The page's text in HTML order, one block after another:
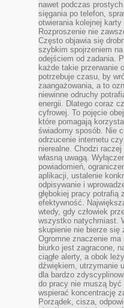
nawet podczas
sięgania po telefon,
otwierania kolejnej karty
Rozproszenie nie
Często objawia się
szybkim spojrzeniem
odejściem od zadania.
każde takie przerwanie
potrzebuje czasu, by
zaangażowania, a to
niewinne odruchy
energii. Dlatego coraz
cyfrowej. To pojęcie
które pomagają
świadomy sposób. Nie
odrzucenie internetu
nierealne. Chodzi
własną uwagą.
powiadomień,
aplikacji, ustalenie
odpisywanie i
głębokiej pracy potrafią
efektywność.
wtedy, gdy człowiek
wszystko natychmiast.
skupienie nie bierze się
Ogromne znaczenie
biurko jest zagracone,
ciągłe alerty, a obok
dźwiękiem, utrzymanie
dla bardzo
do pracy nie muszą być
wspierać koncentrację
Porządek, cisza,